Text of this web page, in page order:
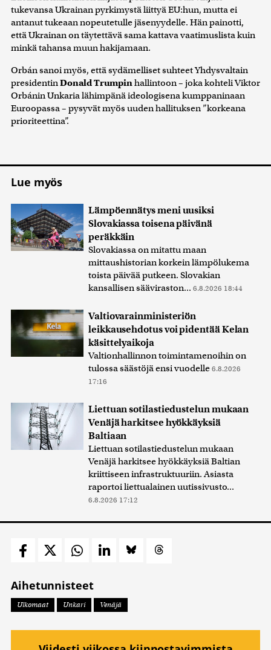
tukevansa Ukrainan pyrkimystä liittyä EU:hun, mutta ei
antanut tukeaan nopeutetulle jäsenyydelle. Hän painotti,
että Ukrainan on täytettävä sama kattava vaatimuslista kuin
minkä tahansa muun hakijamaan.
Orbán sanoi myös, että sydämelliset suhteet Yhdysvaltain
presidentinDonald Trumpinhallintoon – joka kohteli Viktor
Orbánin Unkaria lähimpänä ideologisena kumppaninaan
Euroopassa – pysyvät myös uuden hallituksen ”korkeana
prioriteettina”.
Lue myös
Lämpöennätys meni uusiksi
Slovakiassa toisena päivänä
peräkkäin
Slovakiassa on mitattu maan
mittaushistorian korkein lämpölukema
toista päivää putkeen. Slovakian
kansallisen sääviraston... 6.8.2026 18:44
Valtiovarainministeriön
leikkausehdotus voi pidentää Kelan
käsittelyaikoja
Valtionhallinnon toimintamenoihin on
tulossa säästöjä ensi vuodelle 6.8.2026
17:16
Liettuan sotilastiedustelun mukaan
Venäjä harkitsee hyökkäyksiä
Baltiaan
Liettuan sotilastiedustelun mukaan
Venäjä harkitsee hyökkäyksiä Baltian
kriittiseen infrastruktuuriin. Asiasta
raportoi liettualainen uutissivusto...
6.8.2026 17:12
Aihetunnisteet
Ulkomaat Unkari Venäjä